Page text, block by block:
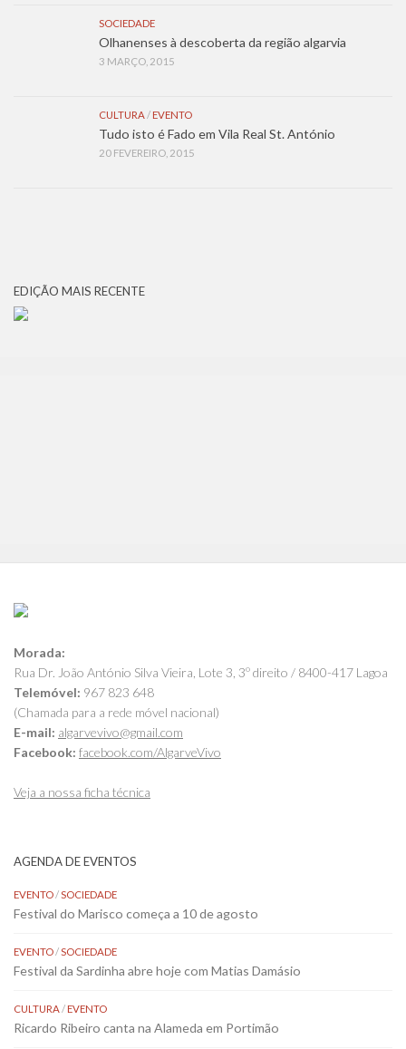
SOCIEDADE
Olhanenses à descoberta da região algarvia
3 MARÇO, 2015
CULTURA/ EVENTO
Tudo isto é Fado em Vila Real St. António
20 FEVEREIRO, 2015
EDIÇÃO MAIS RECENTE
Morada:
Rua Dr. João António Silva Vieira, Lote 3, 3º direito / 8400-417 Lagoa
Telemóvel: 967 823 648
(Chamada para a rede móvel nacional)
E-mail: algarvevivo@gmail.com
Facebook: facebook.com/AlgarveVivo
Veja a nossa ficha técnica
AGENDA DE EVENTOS
EVENTO/SOCIEDADE
Festival do Marisco começa a 10 de agosto
EVENTO/SOCIEDADE
Festival da Sardinha abre hoje com Matias Damásio
CULTURA/EVENTO
Ricardo Ribeiro canta na Alameda em Portimão